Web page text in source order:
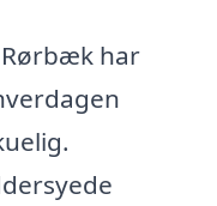
har